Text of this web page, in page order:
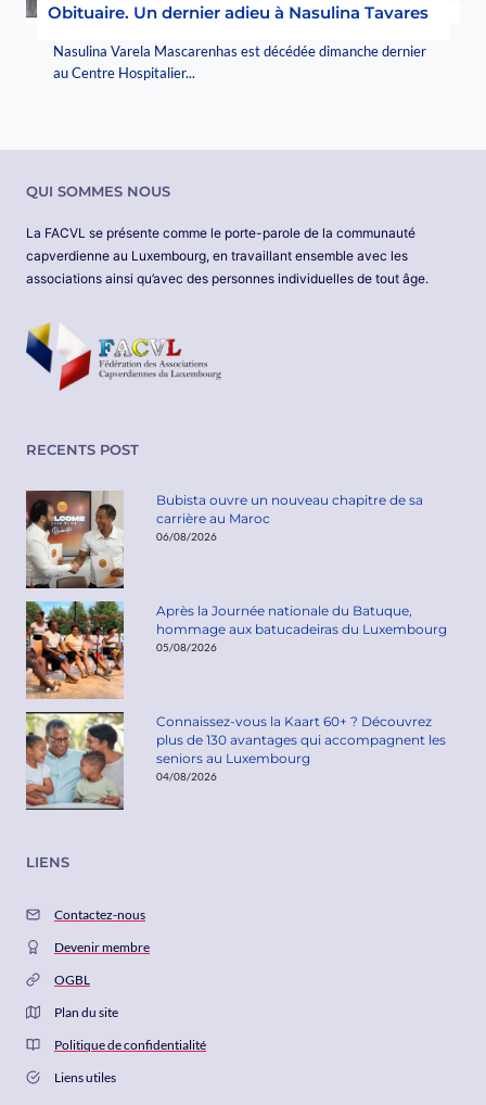
Obituaire. Un dernier adieu à Nasulina Tavares
Nasulina Varela Mascarenhas est décédée dimanche dernier
au Centre Hospitalier...
QUI SOMMES NOUS
La FACVL se présente comme le porte-parole de la communauté
capverdienne au Luxembourg, en travaillant ensemble avec les
associations ainsi qu’avec des personnes individuelles de tout âge.
RECENTS POST
Bubista ouvre un nouveau chapitre de sa
carrière au Maroc
06/08/2026
Après la Journée nationale du Batuque,
hommage aux batucadeiras du Luxembourg
05/08/2026
Connaissez-vous la Kaart 60+ ? Découvrez
plus de 130 avantages qui accompagnent les
seniors au Luxembourg
04/08/2026
LIENS
Contactez-nous
Devenir membre
OGBL
Plan du site
Politique de confidentialité
Liens utiles